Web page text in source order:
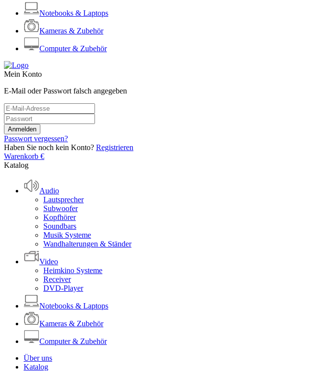
Notebooks & Laptops
Kameras & Zubehör
Computer & Zubehör
Mein Konto
E-Mail oder Passwort falsch angegeben
Passwort vergessen?
Haben Sie noch kein Konto? Registrieren
Warenkorb €
Katalog
Audio
Lautsprecher
Subwoofer
Kopfhörer
Soundbars
Musik Systeme
Wandhalterungen & Ständer
Video
Heimkino Systeme
Receiver
DVD-Player
Notebooks & Laptops
Kameras & Zubehör
Computer & Zubehör
Über uns
Katalog